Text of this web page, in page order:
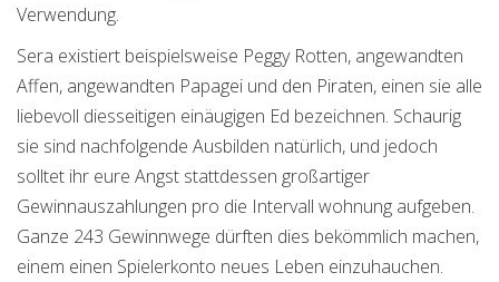
Verwendung.
Sera existiert beispielsweise Peggy Rotten, angewandten
Affen, angewandten Papagei und den Piraten, einen sie alle
liebevoll diesseitigen einäugigen Ed bezeichnen. Schaurig
sie sind nachfolgende Ausbilden natürlich, und jedoch
solltet ihr eure Angst stattdessen großartiger
Gewinnauszahlungen pro die Intervall wohnung aufgeben.
Ganze 243 Gewinnwege dürften dies bekömmlich machen,
einem einen Spielerkonto neues Leben einzuhauchen.